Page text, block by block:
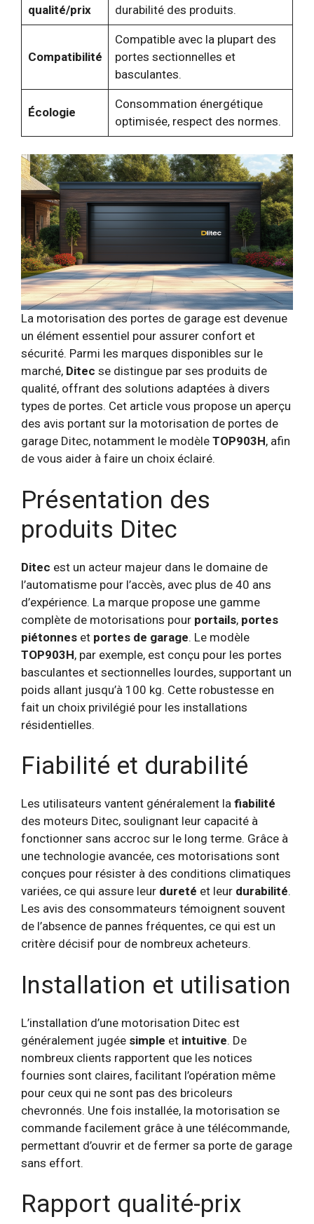
qualité/prix
durabilité des produits.
Compatibilité
Compatible avec la plupart des
portes sectionnelles et
basculantes.
Écologie
Consommation énergétique
optimisée, respect des normes.
La motorisation des portes de garage est devenue
un élément essentiel pour assurer confort et
sécurité. Parmi les marques disponibles sur le
marché, Ditec se distingue par ses produits de
qualité, offrant des solutions adaptées à divers
types de portes. Cet article vous propose un aperçu
des avis portant sur la motorisation de portes de
garage Ditec, notamment le modèle TOP903H, afin
de vous aider à faire un choix éclairé.
Présentation des
produits Ditec
Ditec est un acteur majeur dans le domaine de
l’automatisme pour l’accès, avec plus de 40 ans
d’expérience. La marque propose une gamme
complète de motorisations pour portails, portes
piétonnes et portes de garage. Le modèle
TOP903H, par exemple, est conçu pour les portes
basculantes et sectionnelles lourdes, supportant un
poids allant jusqu’à 100 kg. Cette robustesse en
fait un choix privilégié pour les installations
résidentielles.
Fiabilité et durabilité
Les utilisateurs vantent généralement la fiabilité
des moteurs Ditec, soulignant leur capacité à
fonctionner sans accroc sur le long terme. Grâce à
une technologie avancée, ces motorisations sont
conçues pour résister à des conditions climatiques
variées, ce qui assure leur dureté et leur durabilité.
Les avis des consommateurs témoignent souvent
de l’absence de pannes fréquentes, ce qui est un
critère décisif pour de nombreux acheteurs.
Installation et utilisation
L’installation d’une motorisation Ditec est
généralement jugée simple et intuitive. De
nombreux clients rapportent que les notices
fournies sont claires, facilitant l’opération même
pour ceux qui ne sont pas des bricoleurs
chevronnés. Une fois installée, la motorisation se
commande facilement grâce à une télécommande,
permettant d’ouvrir et de fermer sa porte de garage
sans effort.
Rapport qualité-prix